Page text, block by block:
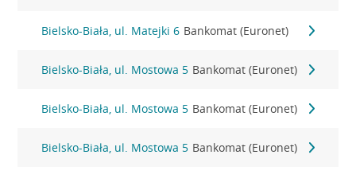
Bielsko-Biała, ul. Matejki 6 Bankomat (Euronet)
Bielsko-Biała, ul. Mostowa 5 Bankomat (Euronet)
Bielsko-Biała, ul. Mostowa 5 Bankomat (Euronet)
Bielsko-Biała, ul. Mostowa 5 Bankomat (Euronet)